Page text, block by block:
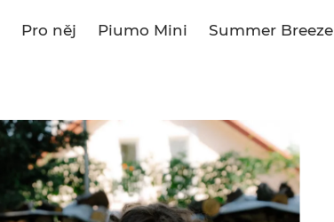
Pro něj Piumo Mini Summer Breeze